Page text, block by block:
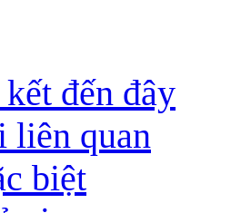
đến đây
liên quan
biệt